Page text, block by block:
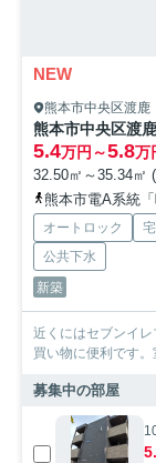
NEW
熊本市中央区渡鹿
熊本市中央区渡
5.4万円～5.8万
32.50㎡～35.34㎡
熊本市電A系統
オートロック
公共下水
新築
近くにはセブンイ
買い物に便利です
募集中の部屋